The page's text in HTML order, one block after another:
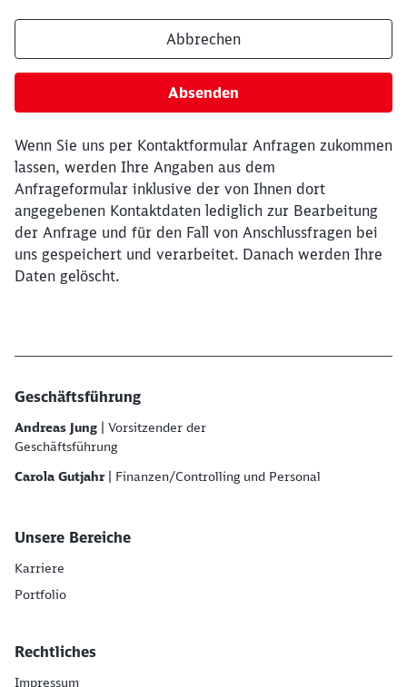
Abbrechen
Absenden
Wenn Sie uns per Kontaktformular Anfragen zukommen
lassen, werden Ihre Angaben aus dem
Anfrageformular inklusive der von Ihnen dort
angegebenen Kontaktdaten lediglich zur Bearbeitung
der Anfrage und für den Fall von Anschlussfragen bei
uns gespeichert und verarbeitet. Danach werden Ihre
Daten gelöscht.
Geschäftsführung
Andreas Jung | Vorsitzender der
Geschäftsführung
Carola Gutjahr| Finanzen/Controlling und Personal
Unsere Bereiche
Karriere
Portfolio
Rechtliches
Impressum